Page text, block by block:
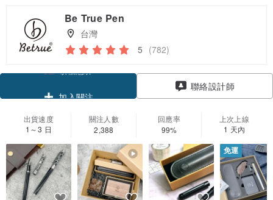
Be True Pen
台灣
5 (782)
聯絡設計師
出貨速度
1～3 日
關注人數
2,388
回應率
99%
上次上線
1 天內
免運